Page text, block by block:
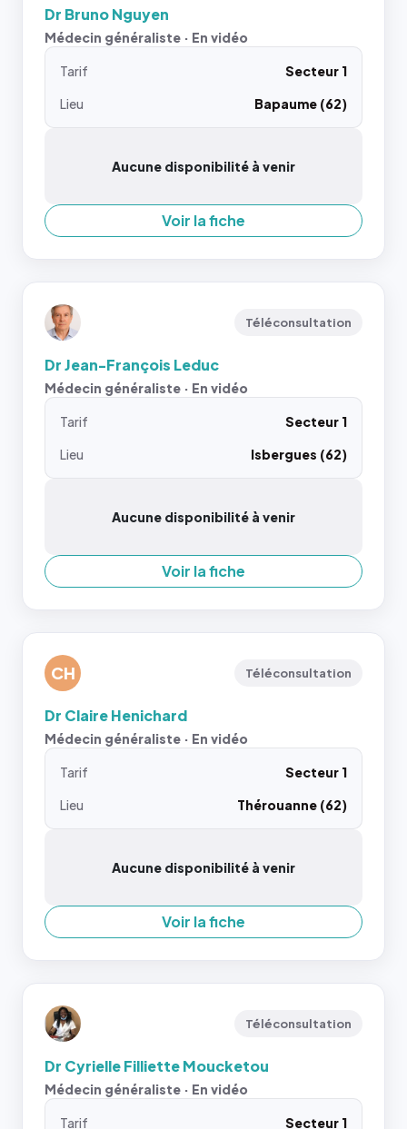
Dr Bruno Nguyen
Médecin généraliste · En vidéo
Tarif
Secteur 1
Lieu
Bapaume (62)
Aucune disponibilité à venir
Voir la fiche
Téléconsultation
Dr Jean-François Leduc
Médecin généraliste · En vidéo
Tarif
Secteur 1
Lieu
Isbergues (62)
Aucune disponibilité à venir
Voir la fiche
CH Téléconsultation
Dr Claire Henichard
Médecin généraliste · En vidéo
Tarif
Secteur 1
Lieu
Thérouanne (62)
Aucune disponibilité à venir
Voir la fiche
Téléconsultation
Dr Cyrielle Filliette Moucketou
Médecin généraliste · En vidéo
Tarif
Secteur 1